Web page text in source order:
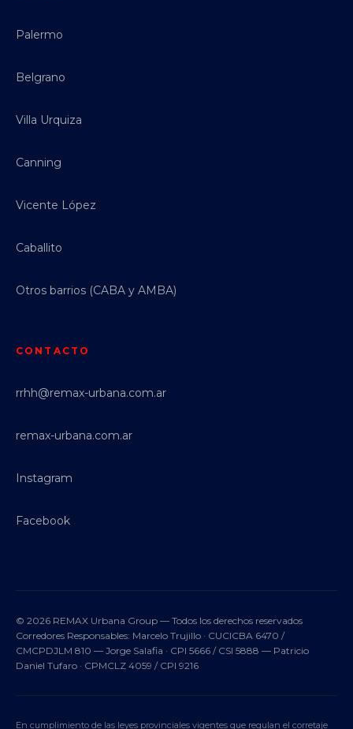
Palermo
Belgrano
Villa Urquiza
Canning
Vicente López
Caballito
Otros barrios (CABA y AMBA)
CONTACTO
rrhh@remax-urbana.com.ar
remax-urbana.com.ar
Instagram
Facebook
© 2026 REMAX Urbana Group — Todos los derechos reservados
Corredores Responsables: Marcelo Trujillo · CUCICBA 6470 /
CMCPDJLM 810 — Jorge Salafia · CPI 5666 / CSI 5888 — Patricio
Daniel Tufaro · CPMCLZ 4059 / CPI 9216
En cumplimiento de las leyes provinciales vigentes que regulan el corretaje